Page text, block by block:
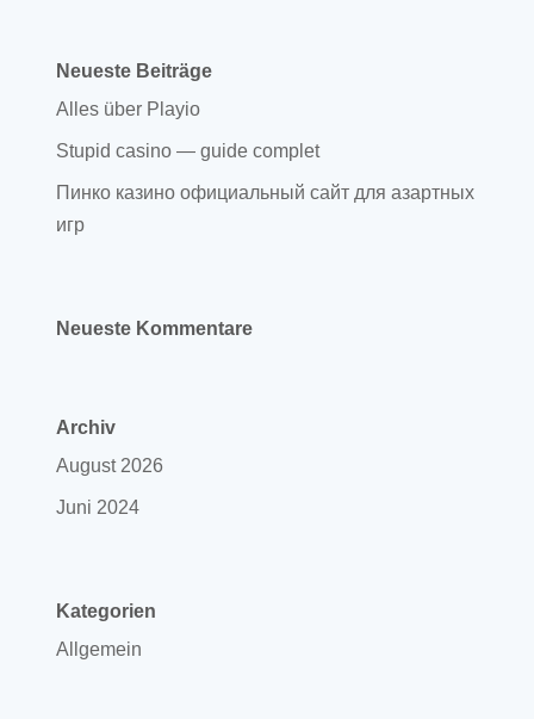
Neueste Beiträge
Alles über Playio
Stupid casino — guide complet
Пинко казино официальный сайт для азартных
игр
Neueste Kommentare
Archiv
August 2026
Juni 2024
Kategorien
Allgemein